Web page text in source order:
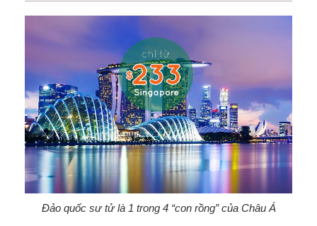
Đảo quốc sư tử là 1 trong 4 “con rồng” của Châu Á